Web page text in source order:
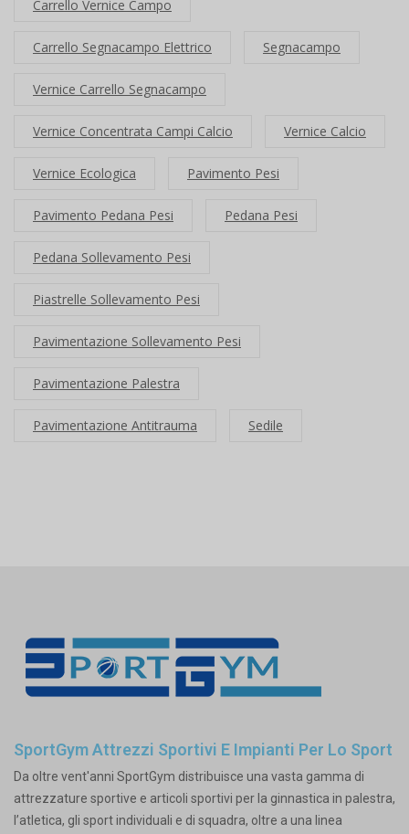
Carrello Vernice Campo
Carrello Segnacampo Elettrico Segnacampo
Vernice Carrello Segnacampo
Vernice Concentrata Campi Calcio Vernice Calcio
Vernice Ecologica Pavimento Pesi
Pavimento Pedana Pesi Pedana Pesi
Pedana Sollevamento Pesi
Piastrelle Sollevamento Pesi
Pavimentazione Sollevamento Pesi
Pavimentazione Palestra
Pavimentazione Antitrauma Sedile
SportGym Attrezzi Sportivi E Impianti Per Lo Sport
Da oltre vent'anni SportGym distribuisce una vasta gamma di
attrezzature sportive e articoli sportivi per la ginnastica in palestra,
l’atletica, gli sport individuali e di squadra, oltre a una linea